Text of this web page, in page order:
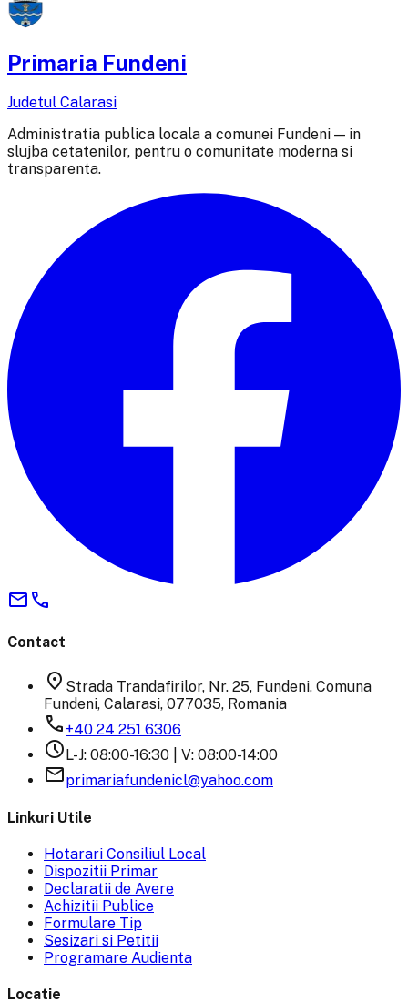
Primaria Fundeni
Judetul Calarasi
Administratia publica locala a comunei Fundeni — in
slujba cetatenilor, pentru o comunitate moderna si
transparenta.
mailphone
Contact
location_on Strada Trandafirilor, Nr. 25, Fundeni, Comuna
Fundeni, Calarasi, 077035, Romania
phone+40 24 251 6306
schedule L-J: 08:00-16:30 | V: 08:00-14:00
emailprimariafundenicl@yahoo.com
Linkuri Utile
Hotarari Consiliul Local
Dispozitii Primar
Declaratii de Avere
Achizitii Publice
Formulare Tip
Sesizari si Petitii
Programare Audienta
Locatie